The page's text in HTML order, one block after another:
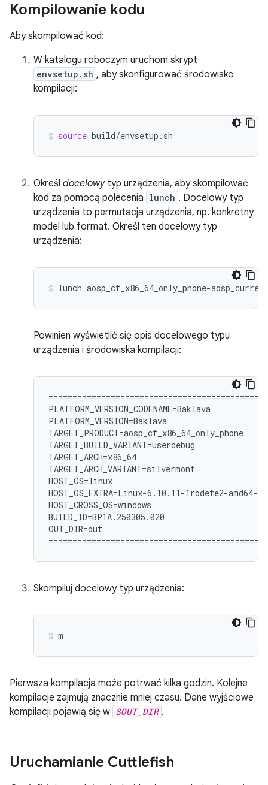
Kompilowanie kodu
Aby skompilować kod:
W katalogu roboczym uruchom skrypt
envsetup.sh , aby skonfigurować środowisko
kompilacji:
source build/envsetup.sh
Określ docelowytyp urządzenia, aby skompilować
kod za pomocą polecenia lunch . Docelowy typ
urządzenia to permutacja urządzenia, np. konkretny
model lub format. Określ ten docelowy typ
urządzenia:
lunch aosp_cf_x86_64_only_phone-
Powinien wyświetlić się opis docelowego typu
urządzenia i środowiska kompilacji:
============================================
PLATFORM_VERSION_CODENAME=Baklava
PLATFORM_VERSION=Baklava
TARGET_PRODUCT=aosp_cf_x86_64_only_phone
TARGET_BUILD_VARIANT=userdebug
TARGET_ARCH=x86_64
TARGET_ARCH_VARIANT=silvermont
HOST_OS=linux
HOST_OS_EXTRA=Linux-6.10.11-1rodete2-
HOST_CROSS_OS=windows
BUILD_ID=BP1A.250305.020
OUT_DIR=out
Skompiluj docelowy typ urządzenia:
m
Pierwsza kompilacja może potrwać kilka godzin. Kolejne
kompilacje zajmują znacznie mniej czasu. Dane wyjściowe
kompilacji pojawią się w $OUT_DIR .
Uruchamianie Cuttlefish